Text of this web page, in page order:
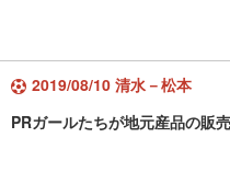
2019/08/10 清水－松本
PRガールたちが地元産品の販